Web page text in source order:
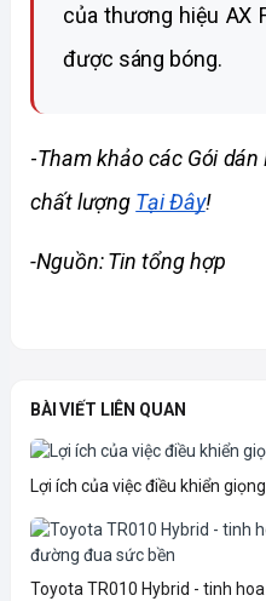
của thương hiệu AX
được sáng bóng.
-Tham khảo các Gói dán
chất lượng Tại Đây!
-Nguồn: Tin tổng hợp
BÀI VIẾT LIÊN QUAN
Lợi ích của việc điều khiển
Toyota TR010 Hybrid - tinh